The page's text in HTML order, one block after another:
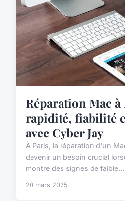
Réparation Mac à
rapidité, fiabilité
avec Cyber Jay
À Paris, la réparation d'un
devenir un besoin crucial
montre des signes de faible...
20 mars 2025